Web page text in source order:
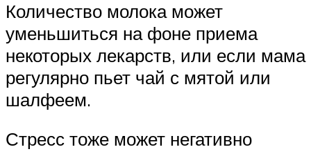
Количество молока может
уменьшиться на фоне приема
некоторых лекарств, или если мама
регулярно пьет чай с мятой или
шалфеем.
Стресс тоже может негативно